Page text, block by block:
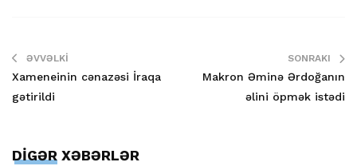
ƏVVƏLKI
Xameneinin cənazəsi İraqa
gətirildi
SONRAKI
Makron Əminə Ərdoğanın
əlini öpmək istədi
DİGƏR XƏBƏRLƏR